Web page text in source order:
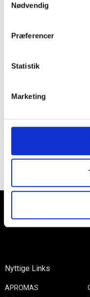
Nødvendig
Præferencer
Statistik
Marketing
Send din ansøgning,
Kontakt afdelingsleder
E-mail:
sc@backhausen-
Aalborg SV
Vi afholder samtaler
Nyttige Links
APROMAS